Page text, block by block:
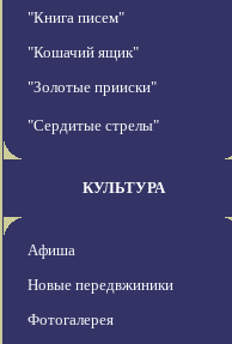
"Книга писем"
"Кошачий ящик"
"Золотые прииски"
"Сердитые стрелы"
КУЛЬТУРА
Афиша
Новые передвжиники
Фотогалерея